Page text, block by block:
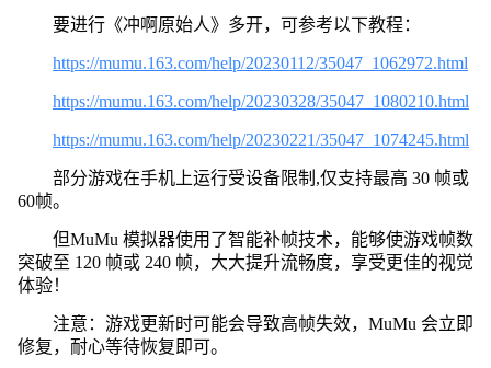
要进行《冲啊原始人》多开，可参考以下教程：
https://mumu.163.com/help/20230112/35047_1062972.html
https://mumu.163.com/help/20230328/35047_1080210.html
https://mumu.163.com/help/20230221/35047_1074245.html
部分游戏在手机上运行受设备限制,仅支持最高 30 帧或
60帧。
但MuMu 模拟器使用了智能补帧技术，能够使游戏帧数
突破至 120 帧或 240 帧，大大提升流畅度，享受更佳的视觉
体验！
注意：游戏更新时可能会导致高帧失效，MuMu 会立即
修复，耐心等待恢复即可。